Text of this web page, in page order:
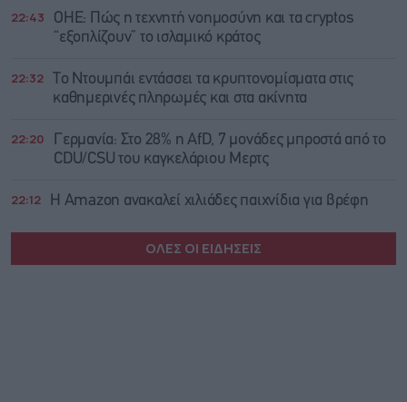
22:43
ΟΗΕ: Πώς η τεχνητή νοημοσύνη και τα cryptos
“εξοπλίζουν” το ισλαμικό κράτος
22:32
Το Ντουμπάι εντάσσει τα κρυπτονομίσματα στις
καθημερινές πληρωμές και στα ακίνητα
22:20
Γερμανία: Στο 28% η AfD, 7 μονάδες μπροστά από το
CDU/CSU του καγκελάριου Μερτς
22:12 Η Amazon ανακαλεί χιλιάδες παιχνίδια για βρέφη
ΟΛΕΣ ΟΙ ΕΙΔΗΣΕΙΣ